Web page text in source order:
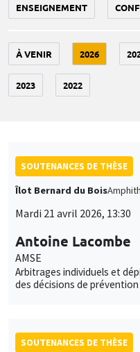
ENSEIGNEMENT
À VENIR 2026
2023 2022
SOUTENANCES DE THÈSE
Îlot Bernard du Bois
Mardi 21 avril 2026, 13:30
Antoine Lacombe
AMSE
Arbitrages individuels et
des décisions de
SOUTENANCES DE THÈSE